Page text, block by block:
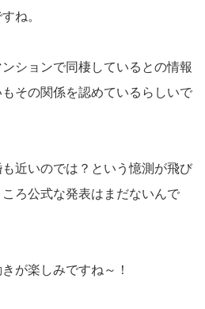
ね。
ションで同棲しているとの情報
その関係を認めているらしいで
近いのでは？という憶測が飛び
ろ公式な発表はまだないんで
が楽しみですね～！